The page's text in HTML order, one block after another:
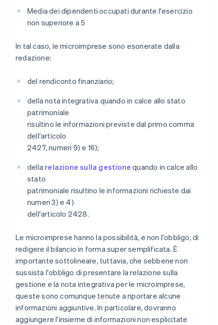
Media dei dipendenti occupati durante l'esercizio
non superiore a 5
In tal caso, le microimprese sono esonerate dalla
redazione:
del rendiconto finanziario;
della nota integrativa quando in calce allo stato
patrimoniale
risultino le informazioni previste dal primo comma
dell'articolo
2427, numeri 9) e 16);
della relazione sulla gestione quando in calce allo
stato
patrimoniale risultino le informazioni richieste dai
numeri 3) e 4)
dell'articolo 2428.
Le microimprese hanno la possibilità, e non l'obbligo, di
redigere il bilancio in forma super semplificata. È
importante sottolineare, tuttavia, che sebbene non
sussista l'obbligo di presentare la relazione sulla
gestione e la nota integrativa per le microimprese,
queste sono comunque tenute a riportare alcune
informazioni aggiuntive. In particolare, dovranno
aggiungere l'insieme di informazioni non esplicitate